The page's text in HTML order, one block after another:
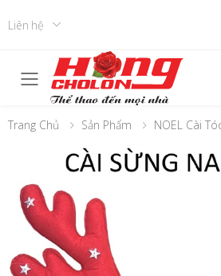
Liên hệ
Toggle mobile
Trang Chủ Sản Phẩm NOEL Cài